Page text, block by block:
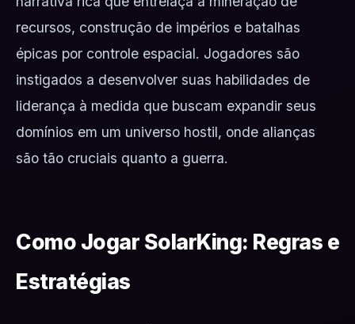
recursos, construção de impérios e batalhas
épicas por controle espacial. Jogadores são
instigados a desenvolver suas habilidades de
liderança à medida que buscam expandir seus
domínios em um universo hostil, onde alianças
são tão cruciais quanto a guerra.
Como Jogar SolarKing: Regras e
Estratégias